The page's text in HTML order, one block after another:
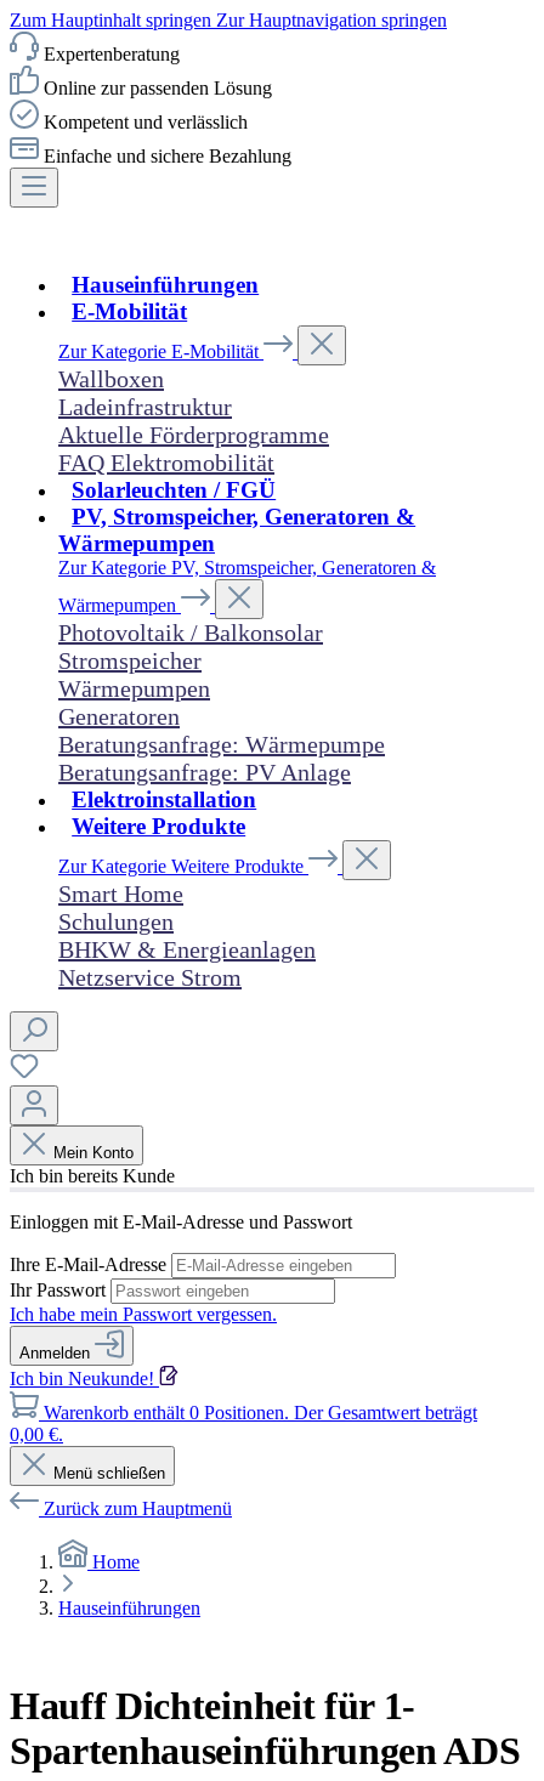
Zum Hauptinhalt springen Zur Hauptnavigation springen
Expertenberatung
Online zur passenden Lösung
Kompetent und verlässlich
Einfache und sichere Bezahlung
Hauseinführungen
E-Mobilität
Zur Kategorie E-Mobilität
Wallboxen
Ladeinfrastruktur
Aktuelle Förderprogramme
FAQ Elektromobilität
Solarleuchten / FGÜ
PV, Stromspeicher, Generatoren &
Wärmepumpen
Zur Kategorie PV, Stromspeicher, Generatoren &
Wärmepumpen
Photovoltaik / Balkonsolar
Stromspeicher
Wärmepumpen
Generatoren
Beratungsanfrage: Wärmepumpe
Beratungsanfrage: PV Anlage
Elektroinstallation
Weitere Produkte
Zur Kategorie Weitere Produkte
Smart Home
Schulungen
BHKW & Energieanlagen
Netzservice Strom
Mein Konto
Ich bin bereits Kunde
Einloggen mit E-Mail-Adresse und Passwort
Ihre E-Mail-Adresse
Ihr Passwort
Ich habe mein Passwort vergessen.
Anmelden
Ich bin Neukunde!
Warenkorb enthält 0 Positionen. Der Gesamtwert beträgt
0,00 €.
Menü schließen
Zurück zum Hauptmenü
Home
Hauseinführungen
Hauff Dichteinheit für 1-
Spartenhauseinführungen ADS